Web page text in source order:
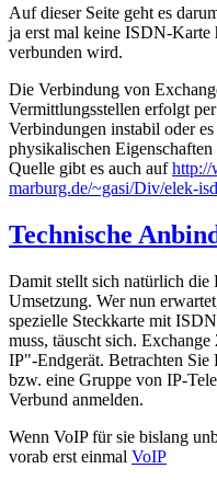
Auf dieser Seite geht es
ja erst mal keine ISDN-
verbunden wird.
Die Verbindung von
Vermittlungsstellen erfolgt
Verbindungen instabil oder
physikalischen
Quelle gibt es auch aufhttp://
marburg.de/~gasi/Div/elek-
Technische
Damit stellt sich natürlich die
Umsetzung. Wer nun
spezielle Steckkarte mit
muss, täuscht sich.
IP"-Endgerät. Betrachten Sie
bzw. eine Gruppe von IP-
Verbund anmelden.
Wenn VoIP für sie bislang
vorab erst einmal VoIP